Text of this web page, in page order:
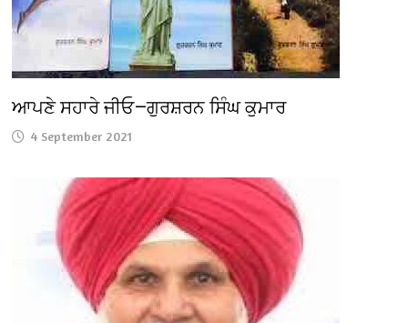
ਆਪਣੇ ਸਹਾਰੇ ਜੀਓ—ਗੁਰਸ਼ਰਨ ਸਿੰਘ ਕੁਮਾਰ
4 September 2021